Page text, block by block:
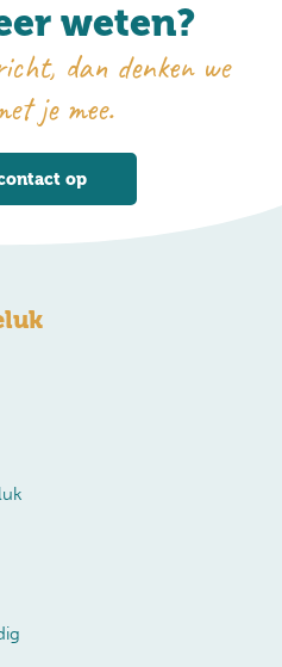
weten?
dan denken we
je mee.
op